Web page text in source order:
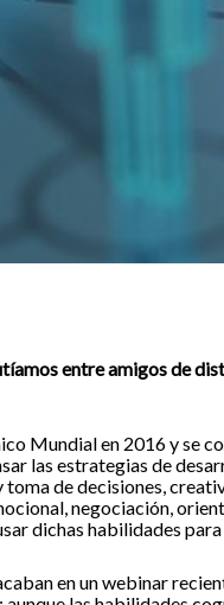
entre amigos de
Mundial en 2016 y se
las estrategias de
de decisiones,
negociación,
dichas habilidades
en un webinar